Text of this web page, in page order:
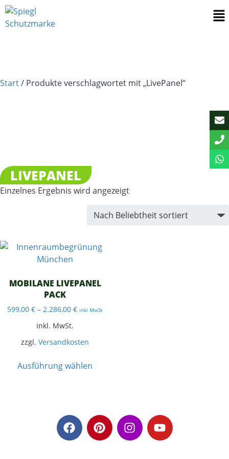
Start/ Produkte verschlagwortet mit „LivePanel“
LIVEPANEL
Einzelnes Ergebnis wird angezeigt
MOBILANE LIVEPANEL
PACK
599,00€ –2.286,00€ inkl MwSt
inkl. MwSt.
zzgl.Versandkosten
Ausführung wählen